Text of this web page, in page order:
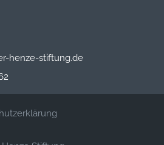
henze-stiftung.de